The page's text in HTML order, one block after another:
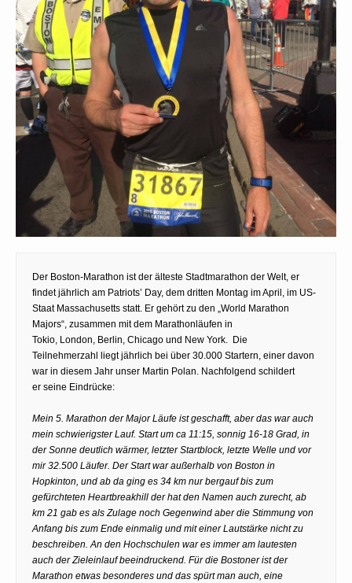
Der Boston-Marathon ist der älteste Stadtmarathon der Welt, er
findet jährlich am Patriots’ Day, dem dritten Montag im April, im US-
Staat Massachusetts statt. Er gehört zu den „World Marathon
Majors“, zusammen mit dem Marathonläufen in
Tokio, London, Berlin, Chicago und New York. Die
Teilnehmerzahl liegt jährlich bei über 30.000 Startern, einer davon
war in diesem Jahr unser Martin Polan. Nachfolgend schildert
er seine Eindrücke:
Mein 5. Marathon der Major Läufe ist geschafft, aber das war auch
mein schwierigster Lauf. Start um ca 11:15, sonnig 16-18 Grad, in
der Sonne deutlich wärmer, letzter Startblock, letzte Welle und vor
mir 32.500 Läufer. Der Start war außerhalb von Boston in
Hopkinton, und ab da ging es 34 km nur bergauf bis zum
gefürchteten Heartbreakhill der hat den Namen auch zurecht, ab
km 21 gab es als Zulage noch Gegenwind aber die Stimmung von
Anfang bis zum Ende einmalig und mit einer Lautstärke nicht zu
beschreiben. An den Hochschulen war es immer am lautesten
auch der Zieleinlauf beeindruckend. Für die Bostoner ist der
Marathon etwas besonderes und das spürt man auch, eine